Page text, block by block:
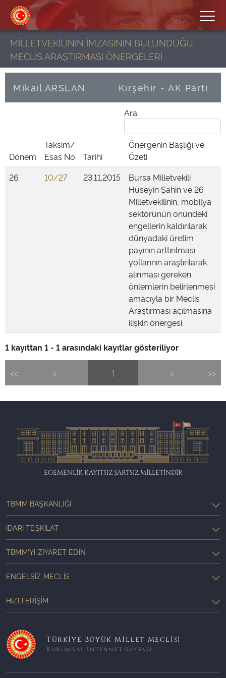
MİLLETVEKİLİNİN İMZASININ BULUNDUĞU
MECLİS ARAŞTIRMASI ÖNERGELERİ
Mikail ARSLAN Kırşehir - AK Parti
Ara:
Dönem
Taksim/
Esas No
Tarihi
Önergenin Başlığı ve
Özeti
26
10/27 23.11.2015
Bursa Milletvekili
Hüseyin Şahin ve 26
Milletvekilinin, mobilya
sektörünün önündeki
engellerin kaldırılarak
dünyadaki üretim
payının arttırılması
yollarının araştırılarak
alınması gereken
önlemlerin belirlenmesi
amacıyla bir Meclis
Araştırması açılmasına
ilişkin önergesi.
1 kayıttan 1 - 1 arasındaki kayıtlar gösteriliyor
<< < 1 > >>
EGEMENLİK KAYITSIZ ŞARTSIZ MİLLETİNDİR
TBMM BAŞKANLIĞI
İDARI TEŞKILAT
TBMM'YI ZIYARET EDIN
ENGELSIZ MECLIS
HIZLI ERIŞIM
Türkiye Büyük Millet Meclisi
Kurumsal İnternet Sayfası